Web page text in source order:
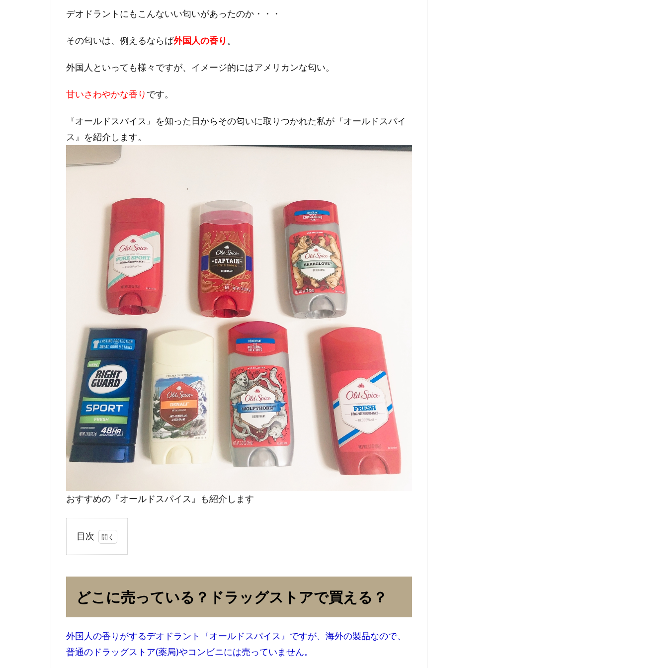
デオドラントにもこんないい匂いがあったのか・・・
その匂いは、例えるならば外国人の香り。
外国人といっても様々ですが、イメージ的にはアメリカンな匂い。
甘いさわやかな香り です。
『オールドスパイス』を知った日からその匂いに取りつかれた私が『オールドスパイ
ス』を紹介します。
おすすめの『オールドスパイス』も紹介します
目次
に売
い
ッグ
アで
どこに売っている？ドラッグストアで買える？
外国人の香りがするデオドラント『オールドスパイス』ですが、海外の製品なので、
普通のドラッグストア(薬局)やコンビニには売っていません。